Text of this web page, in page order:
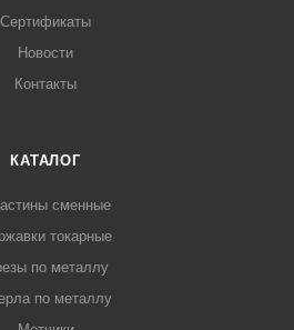
Сертификаты
Новости
Контакты
КАТАЛОГ
сменные
токарные
по металлу
по металлу